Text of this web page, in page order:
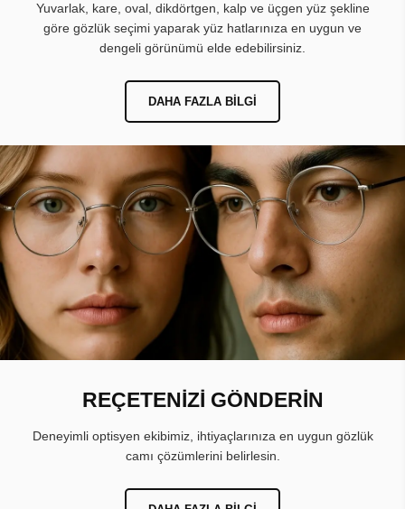
Yuvarlak, kare, oval, dikdörtgen, kalp ve üçgen yüz şekline
göre gözlük seçimi yaparak yüz hatlarınıza en uygun ve
dengeli görünümü elde edebilirsiniz.
DAHA FAZLA BILGI
REÇETENİZİ GÖNDERİN
Deneyimli optisyen ekibimiz, ihtiyaçlarınıza en uygun gözlük
camı çözümlerini belirlesin.